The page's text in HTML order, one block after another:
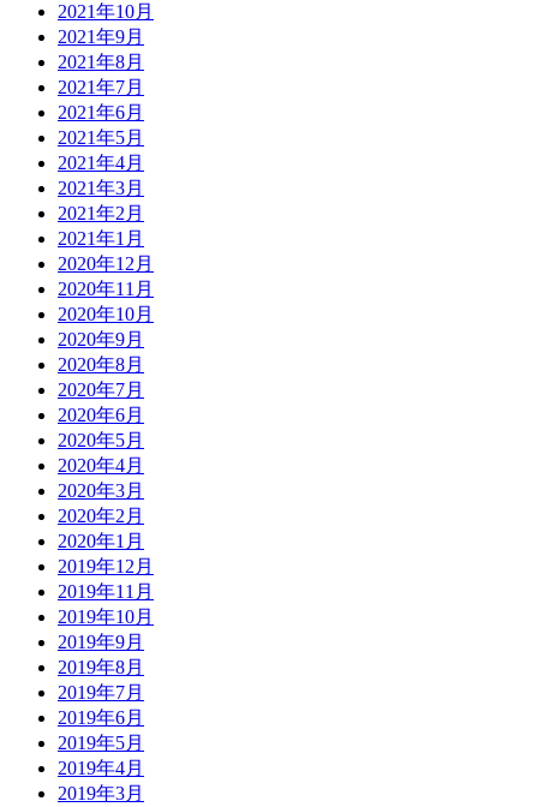
2021年10月
2021年9月
2021年8月
2021年7月
2021年6月
2021年5月
2021年4月
2021年3月
2021年2月
2021年1月
2020年12月
2020年11月
2020年10月
2020年9月
2020年8月
2020年7月
2020年6月
2020年5月
2020年4月
2020年3月
2020年2月
2020年1月
2019年12月
2019年11月
2019年10月
2019年9月
2019年8月
2019年7月
2019年6月
2019年5月
2019年4月
2019年3月